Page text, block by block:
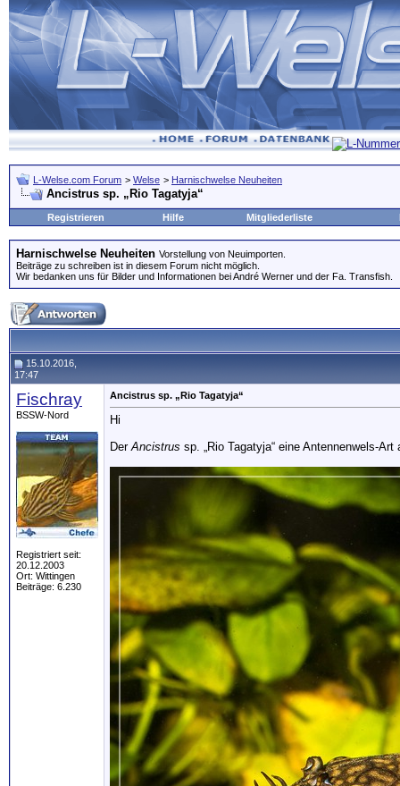
L-Welse.com Forum > Welse > Harnischwelse Neuheiten
Ancistrus sp. „Rio Tagatyja“
Registrieren Hilfe Mitgliederliste
Harnischwelse Neuheiten Vorstellung von Neuimporten.
Beiträge zu schreiben ist in diesem Forum nicht möglich.
Wir bedanken uns für Bilder und Informationen bei André Werner und der Fa. Transfish.
15.10.2016,
17:47
Fischray
BSSW-Nord
Registriert seit:
20.12.2003
Ort: Wittingen
Beiträge: 6.230
Ancistrus sp. „Rio Tagatyja“
Hi
DerAncistrus sp. „Rio Tagatyja“ eine Antennenwels-Art